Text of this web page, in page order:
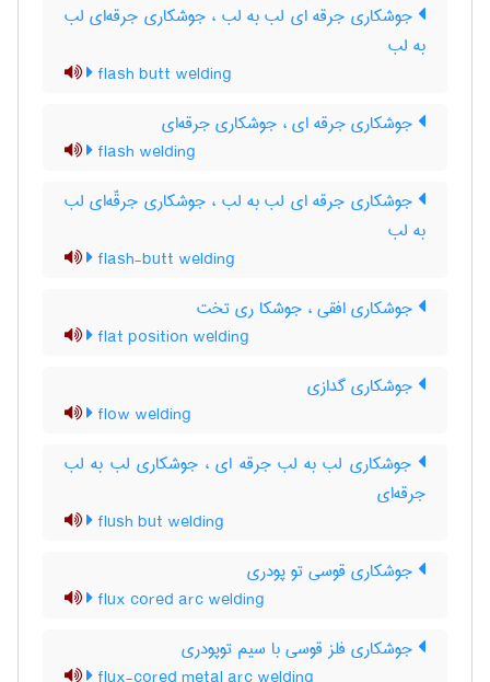
جوشکاری جرقه ای لب به لب ، جوشکاری جرقه‌ای لب
به لب
flash butt welding
جوشکاری جرقه ای ، جوشکاری جرقه‌ای
flash welding
جوشکاری جرقه ای لب به لب ، جوشکاری جرقّه‌ای لب
به لب
flash-butt welding
جوشکاری افقی ، جوشکا ری تخت
flat position welding
جوشکاری گدازی
flow welding
جوشکاری لب به لب جرقه ای ، جوشکاری لب به لب
جرقه‌ای
flush but welding
جوشکاری قوسی تو پودری
flux cored arc welding
جوشکاری فلز قوسی با سیم توپودری